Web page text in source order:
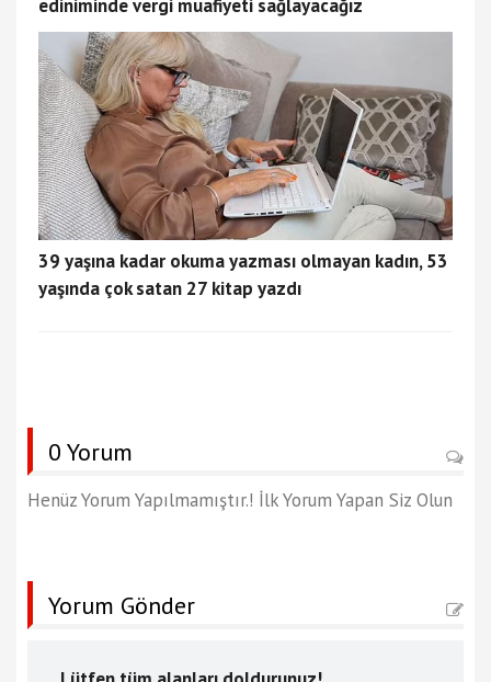
ediniminde vergi muafiyeti sağlayacağız
39 yaşına kadar okuma yazması olmayan kadın, 53
yaşında çok satan 27 kitap yazdı
0 Yorum
Henüz Yorum Yapılmamıştır.! İlk Yorum Yapan Siz Olun
Yorum Gönder